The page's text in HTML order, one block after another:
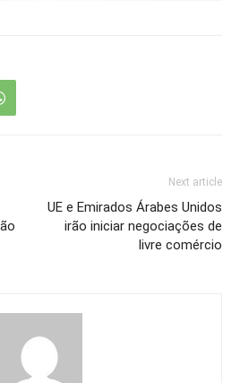
Next article
UE e Emirados Árabes Unidos
irão iniciar negociações de
livre comércio